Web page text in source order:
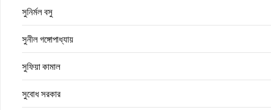
সুনির্মল বসু
সুনীল গঙ্গোপাধ্যায়
সুফিয়া কামাল
সুবোধ সরকার